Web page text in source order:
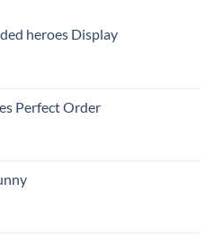
heroes Display
Perfect Order